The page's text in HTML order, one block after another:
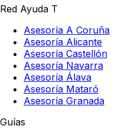
Red Ayuda T
Asesoría A Coruña
Asesoría Alicante
Asesoría Castellón
Asesoría Navarra
Asesoría Álava
Asesoría Mataró
Asesoría Granada
Guías